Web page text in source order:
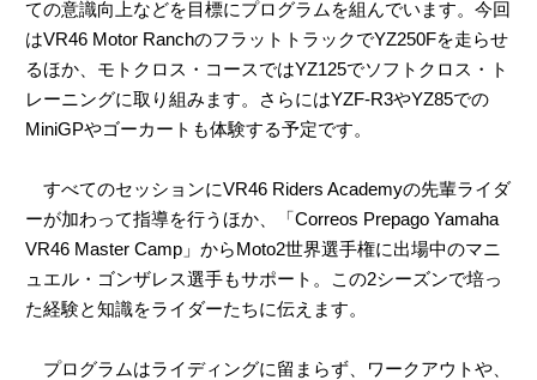
ての意識向上などを目標にプログラムを組んでいます。今回
はVR46 Motor RanchのフラットトラックでYZ250Fを走らせ
るほか、モトクロス・コースではYZ125でソフトクロス・ト
レーニングに取り組みます。さらにはYZF-R3やYZ85での
MiniGPやゴーカートも体験する予定です。
すべてのセッションにVR46 Riders Academyの先輩ライダ
ーが加わって指導を行うほか、「Correos Prepago Yamaha
VR46 Master Camp」からMoto2世界選手権に出場中のマニ
ュエル・ゴンザレス選手もサポート。この2シーズンで培っ
た経験と知識をライダーたちに伝えます。
プログラムはライディングに留まらず、ワークアウトや、